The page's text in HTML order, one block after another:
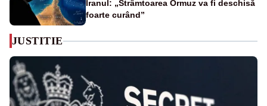
Iranul: „Strâmtoarea Ormuz va fi deschisă
foarte curând”
JUSTITIE